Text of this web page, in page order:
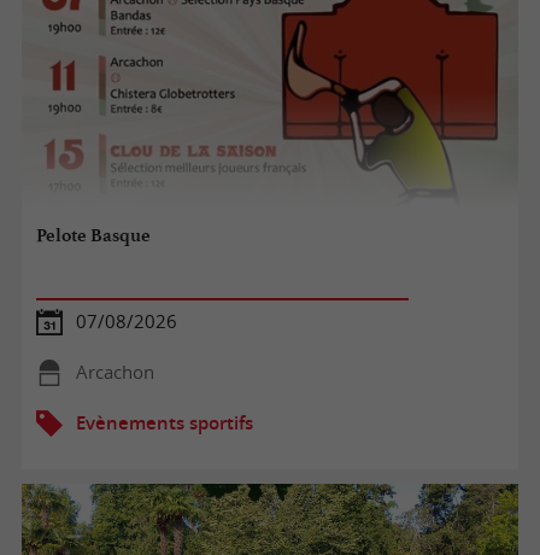
Pelote Basque
07/08/2026
Arcachon
Evènements sportifs